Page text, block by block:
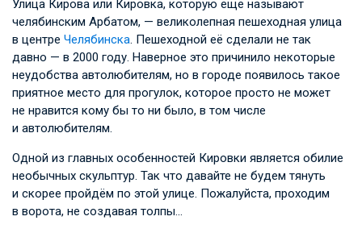
Улица Кирова или Кировка, которую ещё называют
челябинским Арбатом, — великолепная пешеходная улица
в центре Челябинска. Пешеходной её сделали не так
давно — в 2000 году. Наверное это причинило некоторые
неудобства автолюбителям, но в городе появилось такое
приятное место для прогулок, которое просто не может
не нравится кому бы то ни было, в том числе
и автолюбителям.
Одной из главных особенностей Кировки является обилие
необычных скульптур. Так что давайте не будем тянуть
и скорее пройдём по этой улице. Пожалуйста, проходим
в ворота, не создавая толпы…